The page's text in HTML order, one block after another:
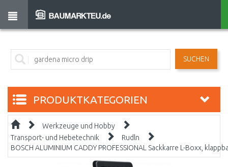
SUCHEN
PRODUKTKATEGORIEN
Werkzeuge und Hobby
Transport- und Hebetechnik
Rudln
BOSCH ALUMINIUM CADDY PROFESSIONAL Sackkarre L-Boxx,